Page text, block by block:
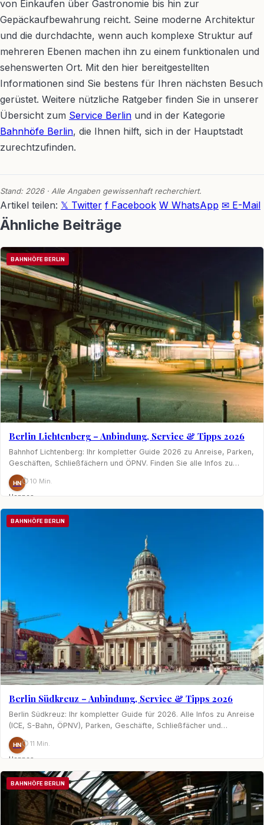
von Einkaufen über Gastronomie bis hin zur
Gepäckaufbewahrung reicht. Seine moderne Architektur
und die durchdachte, wenn auch komplexe Struktur auf
mehreren Ebenen machen ihn zu einem funktionalen und
sehenswerten Ort. Mit den hier bereitgestellten
Informationen sind Sie bestens für Ihren nächsten Besuch
gerüstet. Weitere nützliche Ratgeber finden Sie in unserer
Übersicht zum Service Berlin und in der Kategorie
Bahnhöfe Berlin, die Ihnen hilft, sich in der Hauptstadt
zurechtzufinden.
Stand: 2026 · Alle Angaben gewissenhaft recherchiert.
Artikel teilen: 𝕏 Twitter f Facebook W WhatsApp ✉ E-Mail
Ähnliche Beiträge
BAHNHÖFE BERLIN
Berlin Lichtenberg – Anbindung, Service & Tipps 2026
Bahnhof Lichtenberg: Ihr kompletter Guide 2026 zu Anreise, Parken,
Geschäften, Schließfächern und ÖPNV. Finden Sie alle Infos zu…
HN
Hannes
Nagel
⏱ 10 Min.
BAHNHÖFE BERLIN
Berlin Südkreuz – Anbindung, Service & Tipps 2026
Berlin Südkreuz: Ihr kompletter Guide für 2026. Alle Infos zu Anreise
(ICE, S-Bahn, ÖPNV), Parken, Geschäfte, Schließfächer und…
HN
Hannes
⏱ 11 Min.
BAHNHÖFE BERLIN